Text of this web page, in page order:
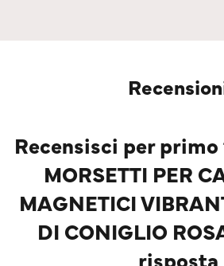
Recensisci per primo
MORSETTI PER
MAGNETICI
DI CONIGLIO
risposta